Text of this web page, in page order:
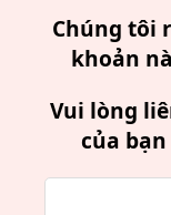
Chúng tôi
khoản
Vui lòng
của